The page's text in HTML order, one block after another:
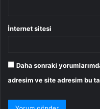
İnternet sitesi
Daha sonraki
adresim ve site adresim bu